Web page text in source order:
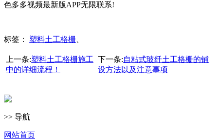
色多多视频最新版APP无限联系!
标签： 塑料土工格栅
上一条:塑料土工格栅施工
中的详细流程！
下一条:自粘式玻纤土工格栅的铺
设方法以及注意事项
>> 导航
网站首页